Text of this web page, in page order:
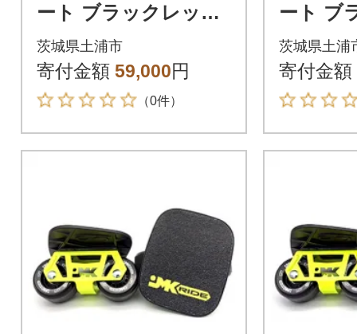
ート ブラックレッド
/ ブラック BR.Logo -
フリースケート
茨城県土浦市
寄付金額 59,000円
（0件）
ート ブ
/ ブラッ
- フリー
茨城県土浦
寄付金額